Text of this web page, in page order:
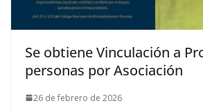
Se obtiene Vinculación a
personas por Asociación
26 de febrero de 2026